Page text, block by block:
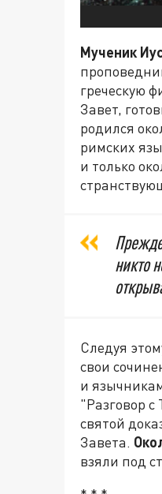
Мученик
греческую
Завет,
родился
римских
и только
никто
Следуя
свои
и
"Разговор
святой
Завета.
взяли под